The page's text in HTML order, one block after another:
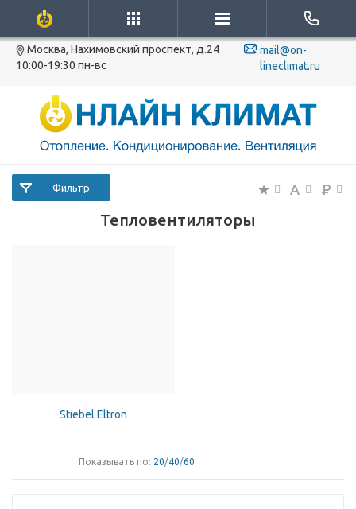
Москва, Нахимовский проспект, д.24
10:00-19:30 пн-вс
mail@on-
lineclimat.ru
Тепловентиляторы
Stiebel Eltron
Фильтр
Показывать по: 20/40/60